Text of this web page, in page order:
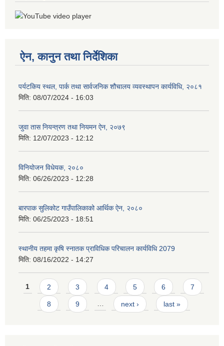
ऐन, कानुन तथा निर्देशिका
पर्यटकिय स्थल, पार्क तथा सार्वजनिक शौचालय व्यवस्थापन कार्यविधि, २०८१
मिति: 08/07/2024 - 16:03
जुवा तास नियन्त्रण तथा नियमन ऐन, २०७९
मिति: 12/07/2023 - 12:12
विनियोजन विधेयक, २०८०
मिति: 06/26/2023 - 12:28
बारपाक सुलिकोट गाउँपालिकाको आर्थिक ऐन, २०८०
मिति: 06/25/2023 - 18:51
स्थानीय तहमा कृषि स्नातक प्राविधिक परिचालन कार्यविधि 2079
मिति: 08/16/2022 - 14:27
Pages
1 2 3 4 5 6 7
8 9 … next › last »